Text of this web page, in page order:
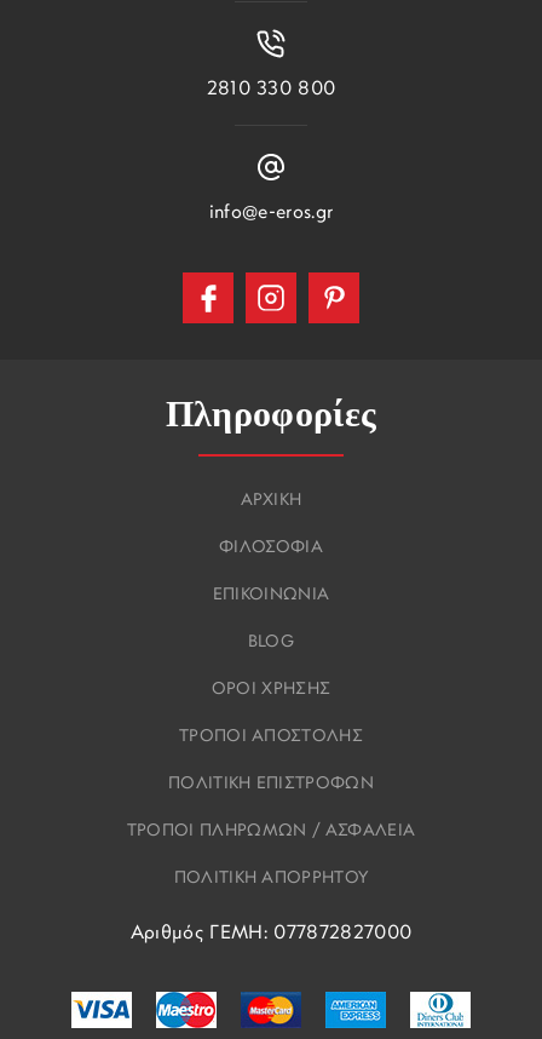
Πληροφορίες
ΑΡΧΙΚΗ
ΦΙΛΟΣΟΦΙΑ
ΕΠΙΚΟΙΝΩΝΙΑ
BLOG
ΟΡΟΙ ΧΡΗΣΗΣ
ΤΡΟΠΟΙ ΑΠΟΣΤΟΛΗΣ
ΠΟΛΙΤΙΚΗ ΕΠΙΣΤΡΟΦΩΝ
ΤΡΟΠΟΙ ΠΛΗΡΩΜΩΝ / ΑΣΦΑΛΕΙΑ
ΠΟΛΙΤΙΚΗ ΑΠΟΡΡΗΤΟΥ
Αριθμός ΓΕΜΗ: 077872827000
2810 330 800
info@e-eros.gr